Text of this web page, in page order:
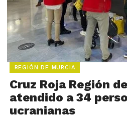
REGIÓN DE MURCIA
Cruz Roja Región
atendido a 34
ucranianas